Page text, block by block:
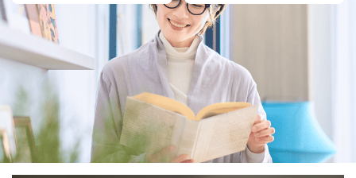
国の機関もしくは地方公共団体またはその委託を受け
た者が法令の定める事務を遂行することに対して協力
する必要がある場合であって、本人の同意を得ること
により当該事務の遂行に支障を及ぼすおそれがあると
き。
上記２．の利用目的を実施するために守秘義務を結ん
だ企業に、業務の一部として個人情報の取扱いを委
託・提供する場合、その業務に必要な範囲で委託・提
供先企業に個人情報を開示することがあります。
委託・提供先企業は具体的には以下のような企業です
が、これらに限りません。